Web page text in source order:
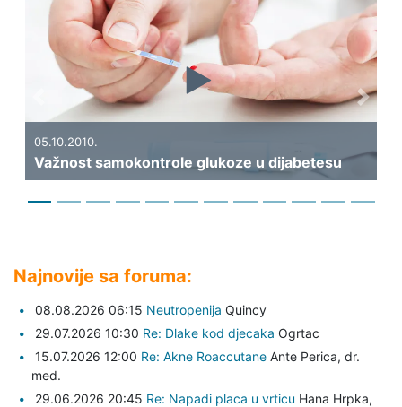
05.10.2010.
Važnost samokontrole glukoze u dijabetesu
Previous Next
Najnovije sa foruma:
08.08.2026 06:15 Neutropenija Quincy
29.07.2026 10:30 Re: Dlake kod djecaka Ogrtac
15.07.2026 12:00 Re: Akne Roaccutane Ante Perica, dr.
med.
29.06.2026 20:45 Re: Napadi placa u vrticu Hana Hrpka,